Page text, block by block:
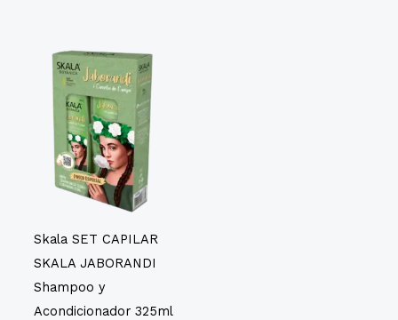
Skala SET CAPILAR
SKALA JABORANDI
Shampoo y
Acondicionador 325ml